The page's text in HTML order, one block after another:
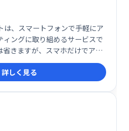
は、スマートフォンで手軽にア
ィングに取り組めるサービスで
きますが、スマホだけでアフ
方におすすめです。
詳しく見る